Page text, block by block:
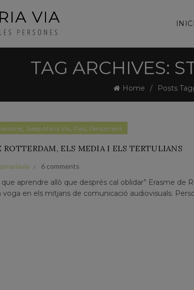
INICI
TAG ARCHIVES:
Home Posts
, Josep Maria Via, País, Pensament
ROTTERDAM, ELS MEDIA I ELS TERTULIANS
6 comments
aprendre allò que després cal oblidar” Erasme de
en els mitjans de comunicació audiovisuals.